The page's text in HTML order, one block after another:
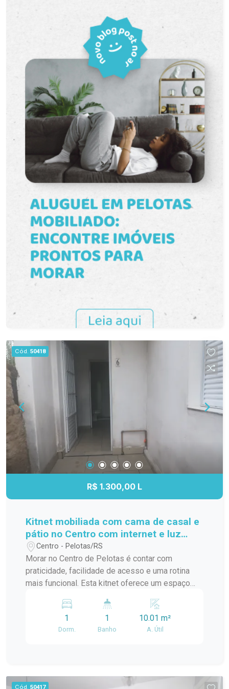
público e diversos serviços essenciais.
Descrição do imóvel: A kitnet possui ambiente
único com uma organização diferenciada,
aproveitando melhor os espaços e
proporcionando mais privacidade entre os
ambientes. Ambientes: espaço para dormitório,
área de convivência, cozinha e banheiro privativo.
Distribuição: o ambiente único é dividido por
roupeiros, criando uma separação funcional entre
a área de descanso e os demais espaços do
cama, mesa com quatro cadeiras, roupeiro,
multiuso, prateleiras, balcão de pia, cooktop,
geladeira e tanque. Conta ainda com piso frio,
ambientes. Diferenciais: Ambiente organizado
com divisão interna por roupeiros. Mobília
completa, proporcionando praticidade para
mudança imediata. Internet e energia elétrica
inclusas no valor do aluguel. Possui tanque
instalado, agregando funcionalidade ao imóvel.
Localização central próxima ao Supermercado
e com localização estratégica no Centro de
Pelotas. Entre em contato para mais informações
e agende sua visita.
Cód. 50418
R$ 1.300,00 L
Kitnet mobiliada com cama de casal e
pátio no Centro com internet e luz
inclusas
Centro - Pelotas/RS
Morar no Centro de Pelotas é contar com
praticidade, facilidade de acesso e uma rotina
mais funcional. Esta kitnet oferece um espaço
organização diferenciada dos ambientes, sendo
uma excelente opção para quem busca conforto
e praticidade em uma localização estratégica.
fácil acesso a mercados, farmácias, restaurantes,
1
Dorm.
1
Banho
10.01 m²
A. Útil
Cód. 50417